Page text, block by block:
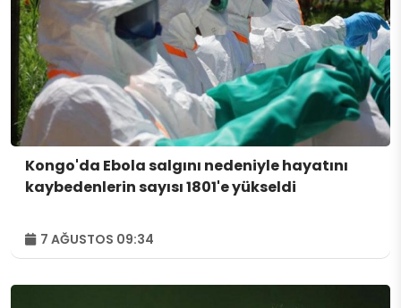
Kongo'da Ebola salgını nedeniyle hayatını
kaybedenlerin sayısı 1801'e yükseldi
7 AĞUSTOS 09:34